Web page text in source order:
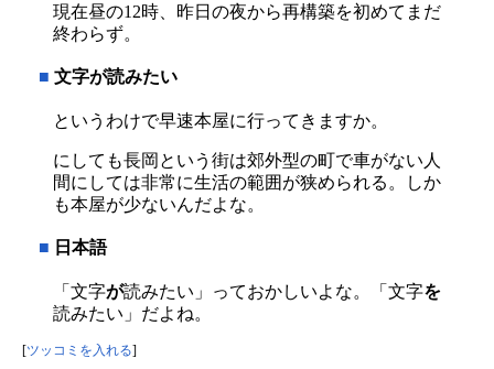
現在昼の12時、昨日の夜から再構築を初めてまだ
終わらず。
■ 文字が読みたい
というわけで早速本屋に行ってきますか。
にしても長岡という街は郊外型の町で車がない人
間にしては非常に生活の範囲が狭められる。しか
も本屋が少ないんだよな。
■ 日本語
「文字が読みたい」っておかしいよな。「文字を
読みたい」だよね。
ツッコミを入れる